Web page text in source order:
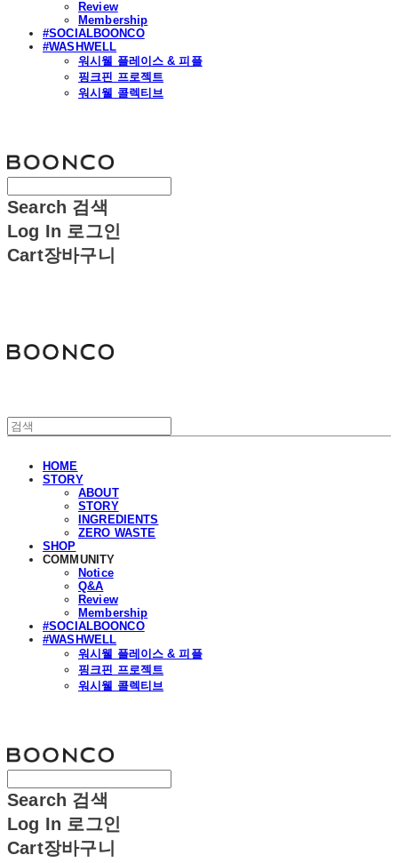
Review
Membership
#SOCIALBOONCO
#WASHWELL
워시웰 플레이스 & 피플
핑크핀 프로젝트
워시웰 콜렉티브
Search 검색
Log In 로그인
Cart장바구니
HOME
STORY
ABOUT
STORY
INGREDIENTS
ZERO WASTE
SHOP
COMMUNITY
Notice
Q&A
Review
Membership
#SOCIALBOONCO
#WASHWELL
워시웰 플레이스 & 피플
핑크핀 프로젝트
워시웰 콜렉티브
Search 검색
Log In 로그인
Cart장바구니